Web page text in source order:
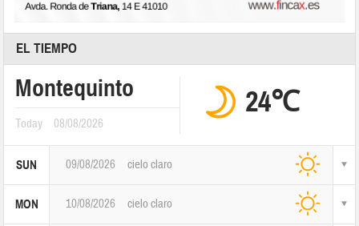
EL TIEMPO
Montequinto
Today 08/08/2026
24℃
SUN 09/08/2026 cielo claro
MON 10/08/2026 cielo claro